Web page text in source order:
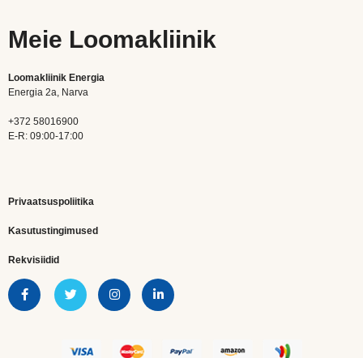
Meie Loomakliinik
Loomakliinik Energia
Energia 2a, Narva
+372 58016900
E-R: 09:00-17:00
Privaatsuspoliitika
Kasutustingimused
Rekvisiidid